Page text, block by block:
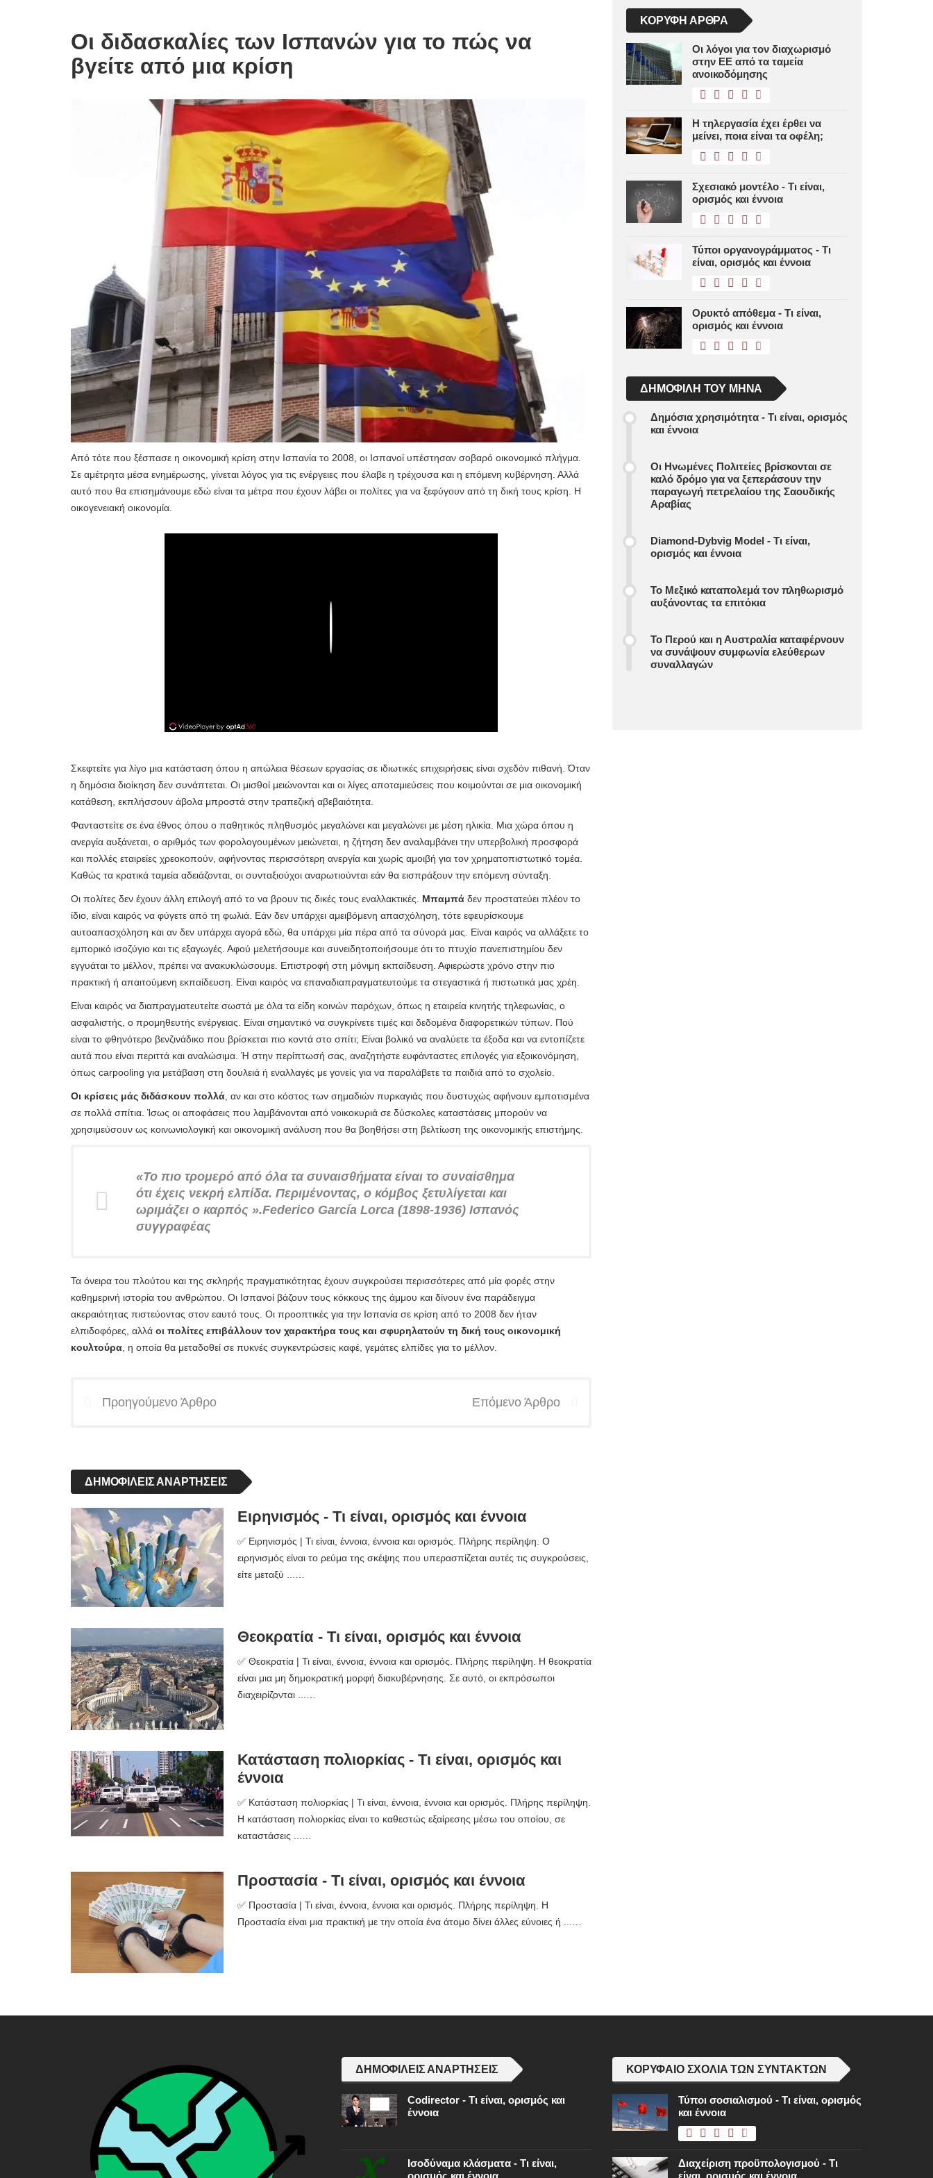
Οι διδασκαλίες των Ισπανών για το πώς να
βγείτε από μια κρίση
Από τότε που ξέσπασε η οικονομική κρίση στην Ισπανία το 2008, οι Ισπανοί υπέστησαν σοβαρό οικονομικό πλήγμα.
Σε αμέτρητα μέσα ενημέρωσης, γίνεται λόγος για τις ενέργειες που έλαβε η τρέχουσα και η επόμενη κυβέρνηση. Αλλά
αυτό που θα επισημάνουμε εδώ είναι τα μέτρα που έχουν λάβει οι πολίτες για να ξεφύγουν από τη δική τους κρίση. Η
οικογενειακή οικονομία.
Σκεφτείτε για λίγο μια κατάσταση όπου η απώλεια θέσεων εργασίας σε ιδιωτικές επιχειρήσεις είναι σχεδόν πιθανή. Όταν
η δημόσια διοίκηση δεν συνάπτεται. Οι μισθοί μειώνονται και οι λίγες αποταμιεύσεις που κοιμούνται σε μια οικονομική
κατάθεση, εκπλήσσουν άβολα μπροστά στην τραπεζική αβεβαιότητα.
Φανταστείτε σε ένα έθνος όπου ο παθητικός πληθυσμός μεγαλώνει και μεγαλώνει με μέση ηλικία. Μια χώρα όπου η
ανεργία αυξάνεται, ο αριθμός των φορολογουμένων μειώνεται, η ζήτηση δεν αναλαμβάνει την υπερβολική προσφορά
και πολλές εταιρείες χρεοκοπούν, αφήνοντας περισσότερη ανεργία και χωρίς αμοιβή για τον χρηματοπιστωτικό τομέα.
Καθώς τα κρατικά ταμεία αδειάζονται, οι συνταξιούχοι αναρωτιούνται εάν θα εισπράξουν την επόμενη σύνταξη.
Οι πολίτες δεν έχουν άλλη επιλογή από το να βρουν τις δικές τους εναλλακτικές. Μπαμπά δεν προστατεύει πλέον το
ίδιο, είναι καιρός να φύγετε από τη φωλιά. Εάν δεν υπάρχει αμειβόμενη απασχόληση, τότε εφευρίσκουμε
αυτοαπασχόληση και αν δεν υπάρχει αγορά εδώ, θα υπάρχει μία πέρα ​​από τα σύνορά μας. Είναι καιρός να αλλάξετε το
εμπορικό ισοζύγιο και τις εξαγωγές. Αφού μελετήσουμε και συνειδητοποιήσουμε ότι το πτυχίο πανεπιστημίου δεν
εγγυάται το μέλλον, πρέπει να ανακυκλώσουμε. Επιστροφή στη μόνιμη εκπαίδευση. Αφιερώστε χρόνο στην πιο
πρακτική ή απαιτούμενη εκπαίδευση. Είναι καιρός να επαναδιαπραγματευτούμε τα στεγαστικά ή πιστωτικά μας χρέη.
Είναι καιρός να διαπραγματευτείτε σωστά με όλα τα είδη κοινών παρόχων, όπως η εταιρεία κινητής τηλεφωνίας, ο
ασφαλιστής, ο προμηθευτής ενέργειας. Είναι σημαντικό να συγκρίνετε τιμές και δεδομένα διαφορετικών τύπων. Πού
είναι το φθηνότερο βενζινάδικο που βρίσκεται πιο κοντά στο σπίτι; Είναι βολικό να αναλύετε τα έξοδα και να εντοπίζετε
αυτά που είναι περιττά και αναλώσιμα. Ή στην περίπτωσή σας, αναζητήστε ευφάνταστες επιλογές για εξοικονόμηση,
όπως carpooling για μετάβαση στη δουλειά ή εναλλαγές με γονείς για να παραλάβετε τα παιδιά από το σχολείο.
Οι κρίσεις μάς διδάσκουν πολλά , αν και στο κόστος των σημαδιών πυρκαγιάς που δυστυχώς αφήνουν εμποτισμένα
σε πολλά σπίτια. Ίσως οι αποφάσεις που λαμβάνονται από νοικοκυριά σε δύσκολες καταστάσεις μπορούν να
χρησιμεύσουν ως κοινωνιολογική και οικονομική ανάλυση που θα βοηθήσει στη βελτίωση της οικονομικής επιστήμης.
«Το πιο τρομερό από όλα τα συναισθήματα είναι το συναίσθημα
ότι έχεις νεκρή ελπίδα. Περιμένοντας, ο κόμβος ξετυλίγεται και
ωριμάζει ο καρπός ».Federico García Lorca (1898-1936) Ισπανός
συγγραφέας
Τα όνειρα του πλούτου και της σκληρής πραγματικότητας έχουν συγκρούσει περισσότερες από μία φορές στην
καθημερινή ιστορία του ανθρώπου. Οι Ισπανοί βάζουν τους κόκκους της άμμου και δίνουν ένα παράδειγμα
ακεραιότητας πιστεύοντας στον εαυτό τους. Οι προοπτικές για την Ισπανία σε κρίση από το 2008 δεν ήταν
ελπιδοφόρες, αλλά οι πολίτες επιβάλλουν τον χαρακτήρα τους και σφυρηλατούν τη δική τους οικονομική
κουλτούρα , η οποία θα μεταδοθεί σε πυκνές συγκεντρώσεις καφέ, γεμάτες ελπίδες για το μέλλον.
Προηγούμενο Άρθρο Επόμενο Άρθρο
ΔΗΜΟΦΙΛΕΊΣ ΑΝΑΡΤΉΣΕΙΣ
Ειρηνισμός - Τι είναι, ορισμός και έννοια
✅ Ειρηνισμός | Τι είναι, έννοια, έννοια και ορισμός. Πλήρης περίληψη. Ο
ειρηνισμός είναι το ρεύμα της σκέψης που υπερασπίζεται αυτές τις συγκρούσεις,
είτε μεταξύ ...…
Θεοκρατία - Τι είναι, ορισμός και έννοια
✅ Θεοκρατία | Τι είναι, έννοια, έννοια και ορισμός. Πλήρης περίληψη. Η θεοκρατία
είναι μια μη δημοκρατική μορφή διακυβέρνησης. Σε αυτό, οι εκπρόσωποι
διαχειρίζονται ...…
Κατάσταση πολιορκίας - Τι είναι, ορισμός και
έννοια
✅ Κατάσταση πολιορκίας | Τι είναι, έννοια, έννοια και ορισμός. Πλήρης περίληψη.
Η κατάσταση πολιορκίας είναι το καθεστώς εξαίρεσης μέσω του οποίου, σε
καταστάσεις ...…
Προστασία - Τι είναι, ορισμός και έννοια
✅ Προστασία | Τι είναι, έννοια, έννοια και ορισμός. Πλήρης περίληψη. Η
Προστασία είναι μια πρακτική με την οποία ένα άτομο δίνει άλλες εύνοιες ή ...…
ΚΟΡΥΦΉ ΆΡΘΡΑ
Οι λόγοι για τον διαχωρισμό
στην ΕΕ από τα ταμεία
ανοικοδόμησης
Η τηλεργασία έχει έρθει να
μείνει, ποια είναι τα οφέλη;
Σχεσιακό μοντέλο - Τι είναι,
ορισμός και έννοια
Τύποι οργανογράμματος - Τι
είναι, ορισμός και έννοια
Ορυκτό απόθεμα - Τι είναι,
ορισμός και έννοια
ΔΗΜΟΦΙΛΉ ΤΟΥ ΜΉΝΑ
Δημόσια χρησιμότητα - Τι είναι, ορισμός
και έννοια
Οι Ηνωμένες Πολιτείες βρίσκονται σε
καλό δρόμο για να ξεπεράσουν την
παραγωγή πετρελαίου της Σαουδικής
Αραβίας
Diamond-Dybvig Model - Τι είναι,
ορισμός και έννοια
Το Μεξικό καταπολεμά τον πληθωρισμό
αυξάνοντας τα επιτόκια
Το Περού και η Αυστραλία καταφέρνουν
να συνάψουν συμφωνία ελεύθερων
συναλλαγών
ΔΗΜΟΦΙΛΕΊΣ ΑΝΑΡΤΉΣΕΙΣ
Codirector - Τι είναι, ορισμός και
έννοια
Ισοδύναμα κλάσματα - Τι είναι,
ΚΟΡΥΦΑΊΟ ΣΧΌΛΙΑ ΤΩΝ ΣΥΝΤΑΚΤΏΝ
Τύποι σοσιαλισμού - Τι είναι, ορισμός
και έννοια
Διαχείριση προϋπολογισμού - Τι